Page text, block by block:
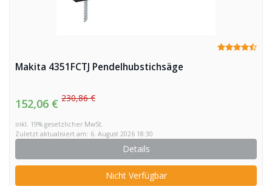
Makita 4351FCTJ Pendelhubstichsäge
152,06 € 230,86 €
inkl. 19% gesetzlicher MwSt.
Zuletzt aktualisiert am: 6. August 2026 18:30
Details
Nicht Verfügbar